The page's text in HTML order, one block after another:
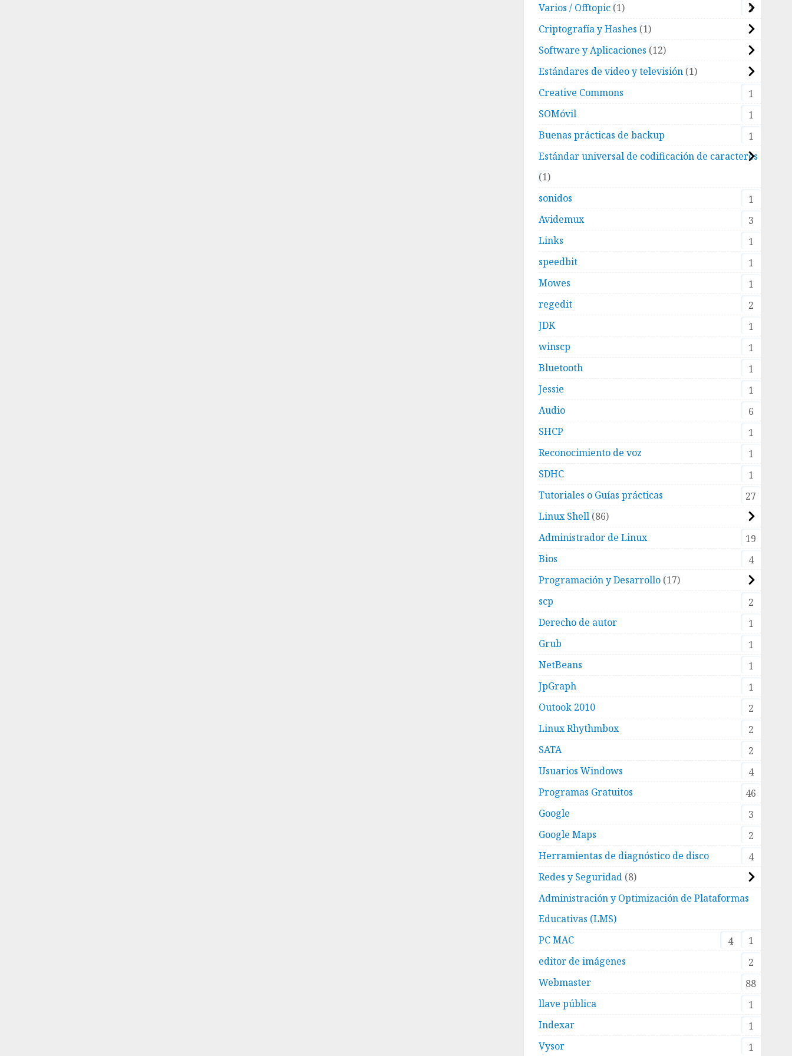
3
Varios / Offtopic 1
Criptografía y Hashes 1
Software y Aplicaciones 12
Estándares de video y televisión 1
Creative Commons
1
SOMóvil
1
Buenas prácticas de backup
1
Estándar universal de codificación de caracteres
1
sonidos
1
Avidemux
3
Links
1
speedbit
1
Mowes
1
regedit
2
JDK
1
winscp
1
Bluetooth
1
Jessie
1
Audio
6
SHCP
1
Reconocimiento de voz
1
SDHC
1
Tutoriales o Guías prácticas
27
Linux Shell 86
Administrador de Linux
19
Bios
4
Programación y Desarrollo 17
scp
2
Derecho de autor
1
Grub
1
NetBeans
1
JpGraph
1
Outook 2010
2
Linux Rhythmbox
2
SATA
2
Usuarios Windows
4
Programas Gratuitos
46
Google
3
Google Maps
2
Herramientas de diagnóstico de disco
4
Redes y Seguridad 8
Administración y Optimización de Plataformas
Educativas (LMS)
1
PC MAC
4
editor de imágenes
2
Webmaster
88
llave pública
1
Indexar
1
Vysor
1